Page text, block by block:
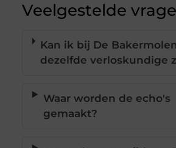
Veelgestelde
Kan ik bij De
dezelfde verloskundige
Waar worden de echo's
gemaakt?